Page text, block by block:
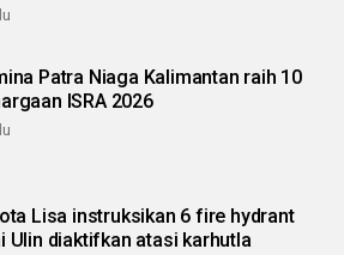
Patra Niaga Kalimantan raih 10
ISRA 2026
Lisa instruksikan 6 fire hydrant
Ulin diaktifkan atasi karhutla